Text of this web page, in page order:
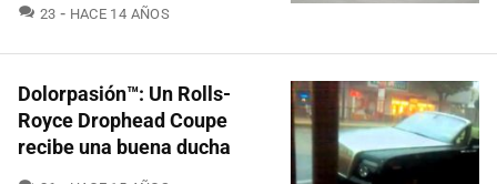
23 COMENTARIOS
HACE 14 AÑOS
Dolorpasión™: Un Rolls-
Royce Drophead Coupe
recibe una buena ducha